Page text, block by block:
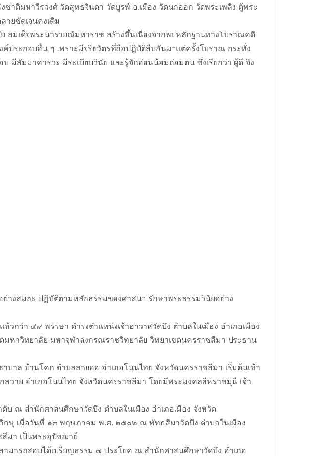
ติมหาวีรวงศ์ วัดสุทธจินดา วัดบูรพ์ อ.เมือง วัดนกออก วัดพระเพลิง ตู้พระ
ายชัดเจนคงเดิม
มเด็จพระนารายณ์มหาราช สร้างขึ้นเนื่องจากพบหลักฐานทางโบราณคดี
ประกอบอื่น ๆ เพราะมีจริยวัตรที่ถือปฏิบัติสืบกันมาแต่ครั้งโบราณ กระทั่ง
มีสัมมาคารวะ มีระเบียบวินัย และรู้จักอ่อนน้อมถ่อมตน ซึ่งเรียกว่า ผู้ดี จึง
างสมถะ ปฏิบัติตามหลักธรรมของศาสนา รักษาพระธรรมวินัยอย่าง
ว่า ๔๙ พรรษา ดำรงตำแหน่งเจ้าอาวาสวัดบึง ตำบลในเมือง อำเภอเมือง
หาวิทยาลัย มหาจุฬาลงกรณราชวิทยาลัย วิทยาเขตนครราชสีมา ประธาน
บาล บ้านโคก ตำบลสายออ อำเภอโนนไทย จังหวัดนครราชสีมา เริ่มต้นเข้า
าย อำเภอโนนไทย จังหวัดนครราชสีมา โดยมีพระมงคลสีหราชมุนี เจ้า
บ ณ สำนักศาสนศึกษาวัดบึง ตำบลในเมือง อำเภอเมือง จังหวัด
ษุ เมื่อวันที่ ๑๓ พฤษภาคม พ.ศ. ๒๕๐๒ ณ พัทธสีมาวัดบึง ตำบลในเมือง
มา เป็นพระอุปัชฌาย์
ารถสอบได้เปรียญธรรม ๗ ประโยค ณ สำนักศาสนศึกษาวัดบึง อำเภอ